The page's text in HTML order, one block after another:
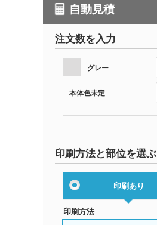
自動見積
注文数を入力
グレー
本体色未定
印刷方法と部位を選ぶ
印刷あり
印刷方法